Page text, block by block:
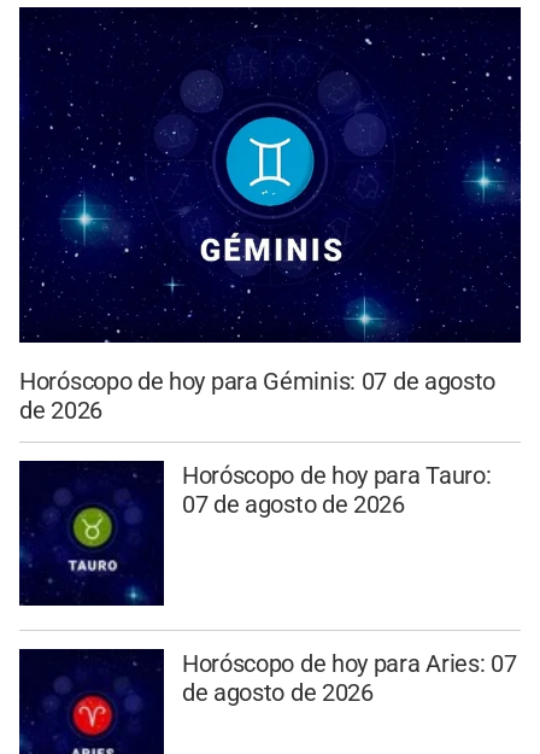
Horóscopo de hoy para Géminis: 07 de agosto
de 2026
Horóscopo de hoy para Tauro:
07 de agosto de 2026
Horóscopo de hoy para Aries: 07
de agosto de 2026